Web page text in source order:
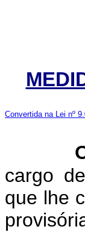
Convertida na Lei nº
cargo de
que lhe